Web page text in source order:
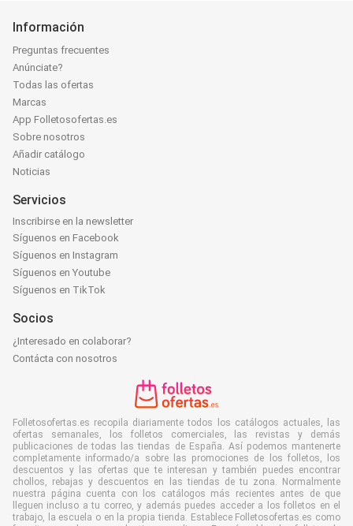
Información
Preguntas frecuentes
Anúnciate?
Todas las ofertas
Marcas
App Folletosofertas.es
Sobre nosotros
Añadir catálogo
Noticias
Servicios
Inscribirse en la newsletter
Síguenos en Facebook
Síguenos en Instagram
Síguenos en Youtube
Síguenos en TikTok
Socios
¿Interesado en colaborar?
Contácta con nosotros
Folletosofertas.es recopila diariamente todos los catálogos actuales, las
ofertas semanales, los folletos comerciales, las revistas y demás
publicaciones de todas las tiendas de España. Así podemos mantenerte
completamente informado/a sobre las promociones de los folletos, los
descuentos y las ofertas que te interesan y también puedes encontrar
chollos, rebajas y descuentos en las tiendas de tu zona. Normalmente
nuestra página cuenta con los catálogos más recientes antes de que
lleguen incluso a tu correo, y además puedes acceder a los folletos en el
trabajo, la escuela o en la propia tienda. Establece Folletosofertas.es como